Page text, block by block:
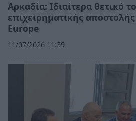
Αρκαδία: Ιδιαίτερα θετικό
επιχειρηματικής
Europe
11/07/2026 11:39